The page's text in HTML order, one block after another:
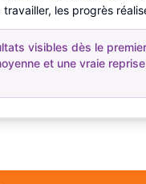
les progrès
visibles dès le
et une vraie